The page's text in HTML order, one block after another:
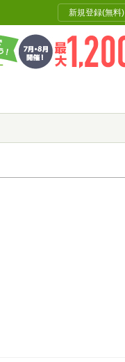
新規登録(無料)